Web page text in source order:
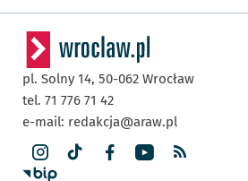
pl. Solny 14, 50-062 Wrocław
tel. 71 776 71 42
e-mail: redakcja@araw.pl